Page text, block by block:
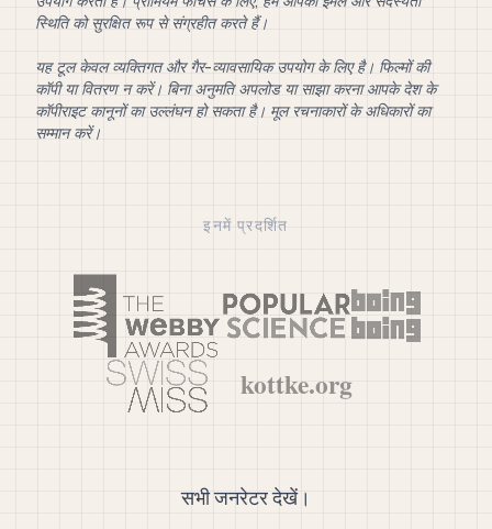
स्थिति को सुरक्षित रूप से संग्रहीत करते हैं।
यह टूल केवल व्यक्तिगत और गैर-व्यावसायिक उपयोग के लिए है। फिल्मों की
कॉपी या वितरण न करें। बिना अनुमति अपलोड या साझा करना आपके देश के
कॉपीराइट कानूनों का उल्लंघन हो सकता है। मूल रचनाकारों के अधिकारों का
सम्मान करें।
इनमें प्रदर्शित
सभी जनरेटर देखें।